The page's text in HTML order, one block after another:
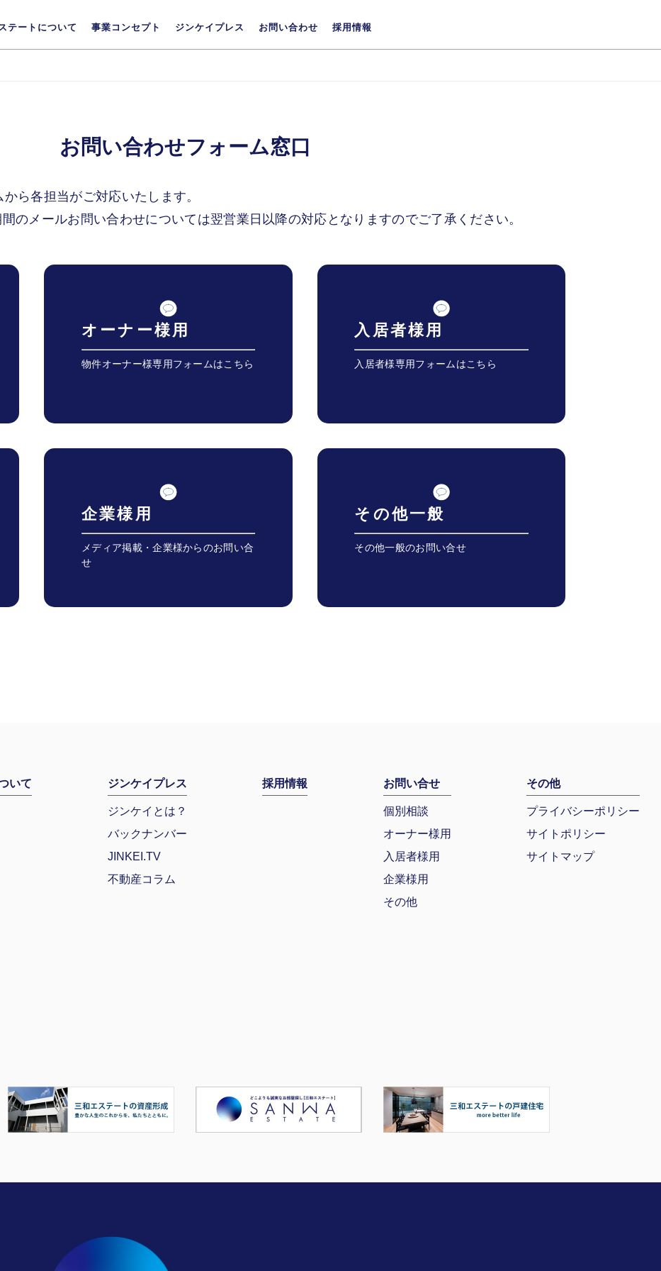
テートについて 事業コンセプト ジンケイプレス お問い合わせ 採用情報
お問い合わせフォーム窓口
ら各担当がご対応いたします。
のメールお問い合わせについては翌営業日以降の対応となりますのでご了承ください。
オーナー様用
物件オーナー様専用フォームはこちら
入居者様用
入居者様専用フォームはこちら
企業様用
メディア掲載・企業様からのお問い合
せ
その他一般
その他一般のお問い合せ
いて ジンケイプレス
ジンケイとは？
バックナンバー
JINKEI.TV
不動産コラム
採用情報 お問い合せ
個別相談
オーナー様用
入居者様用
企業様用
その他
その他
プライバシーポリシー
サイトポリシー
サイトマップ